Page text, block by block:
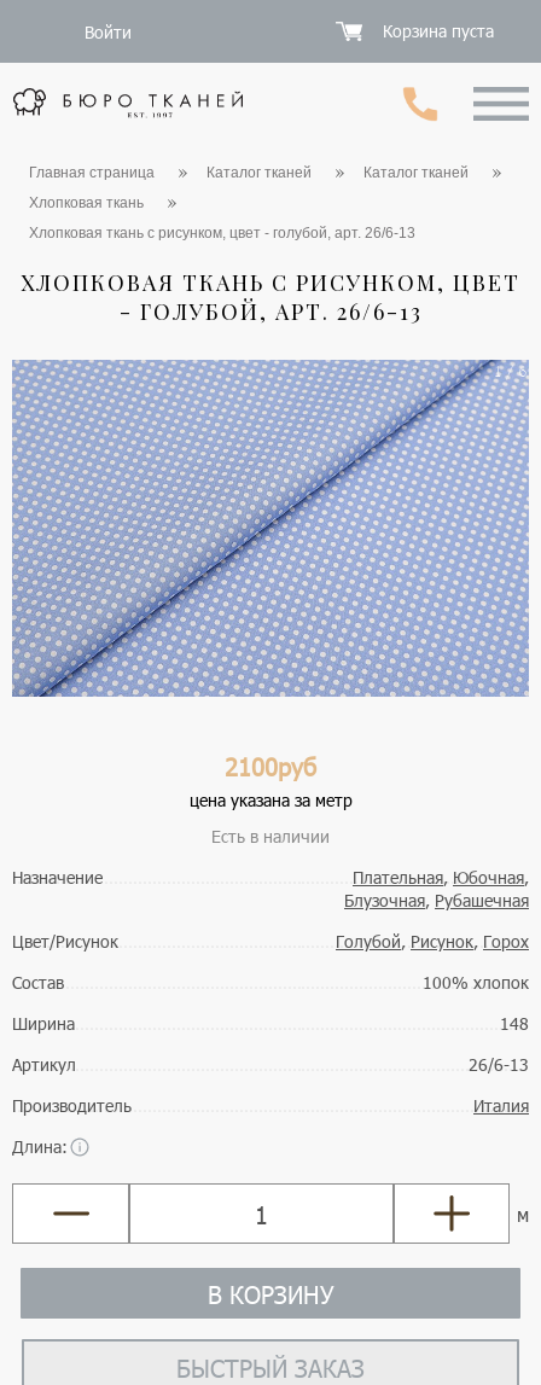
Войти Корзина пуста
Главная страница Каталог тканей
Каталог тканей
Хлопковая ткань
Хлопковая ткань с рисунком, цвет - голубой, арт. 26/6-13
ХЛОПКОВАЯ ТКАНЬ С РИСУНКОМ, ЦВЕТ
- ГОЛУБОЙ, АРТ. 26/6-13
1 / 6
2100руб
цена указана за метр
Есть в наличии
Назначение
Плательная, Юбочная,
Блузочная, Рубашечная
Цвет/Рисунок
Голубой, Рисунок, Горох
Состав
100% хлопок
Ширина
148
Артикул
26/6-13
Производитель
Италия
Длина:
м
В КОРЗИНУ
БЫСТРЫЙ ЗАКАЗ